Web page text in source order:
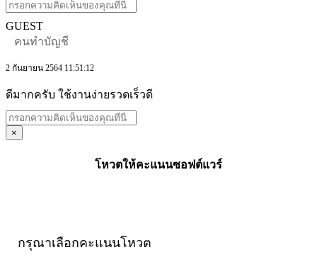
GUEST
คนทำบัญชี
2 กันยายน 2564 11:51:12
ดีมากครับ ใช้งานง่ายรวดเร็วดี
×
โหวตให้คะแนนซอฟต์แวร์
กรุณาเลือกคะแนนโหวต